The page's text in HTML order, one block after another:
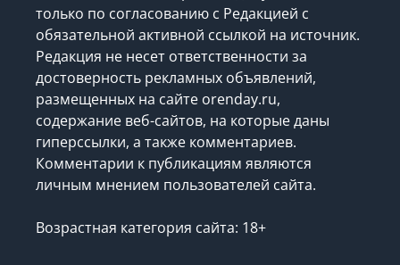
только по согласованию с Редакцией с
обязательной активной ссылкой на источник.
Редакция не несет ответственности за
достоверность рекламных объявлений,
размещенных на сайте orenday.ru,
содержание веб-сайтов, на которые даны
гиперссылки, а также комментариев.
Комментарии к публикациям являются
личным мнением пользователей сайта.
Возрастная категория сайта: 18+